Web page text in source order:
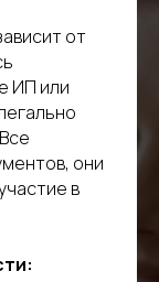
от
ИП или
они
в